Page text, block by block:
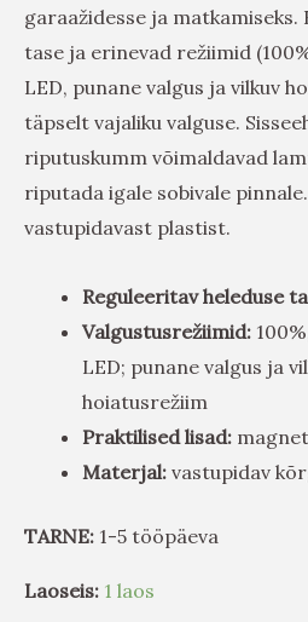
garaažidesse ja matkamiseks.
tase ja erinevad režiimid
LED, punane valgus ja vilkuv
täpselt vajaliku valguse.
riputuskumm võimaldavad
riputada igale sobivale
vastupidavast plastist.
Reguleeritav heleduse
Valgustusrežiimid:
LED; punane valgus ja
hoiatusrežiim
Praktilised lisad:
Materjal: vastupidav
TARNE: 1-5 tööpäeva
Laoseis: 1 laos